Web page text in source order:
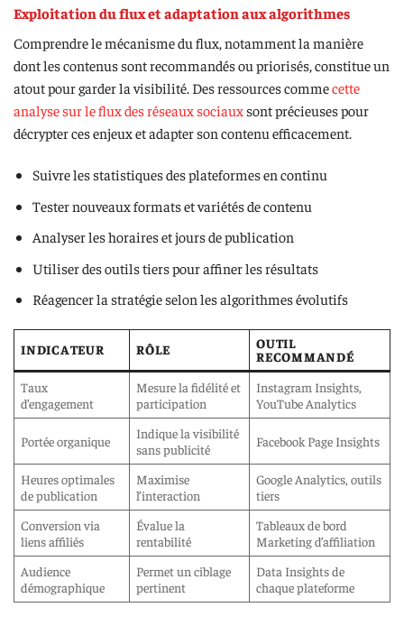
Exploitation du flux et adaptation aux algorithmes
Comprendre le mécanisme du flux, notamment la manière
dont les contenus sont recommandés ou priorisés, constitue un
atout pour garder la visibilité. Des ressources commecette
analyse sur le flux des réseaux sociauxsont précieuses pour
décrypter ces enjeux et adapter son contenu efficacement.
Suivre les statistiques des plateformes en continu
Tester nouveaux formats et variétés de contenu
Analyser les horaires et jours de publication
Utiliser des outils tiers pour affiner les résultats
Réagencer la stratégie selon les algorithmes évolutifs
INDICATEUR RÔLE
OUTIL
RECOMMANDÉ
Taux
d’engagement
Mesure la fidélité et
participation
Instagram Insights,
YouTube Analytics
Portée organique
Indique la visibilité
sans publicité
Facebook Page Insights
Heures optimales
de publication
Maximise
l’interaction
Google Analytics, outils
tiers
Conversion via
liens affiliés
Évalue la
rentabilité
Tableaux de bord
Marketing d’affiliation
Audience
démographique
Permet un ciblage
pertinent
Data Insights de
chaque plateforme